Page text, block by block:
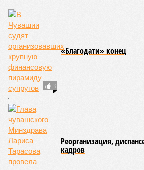
3
«Благодати» конец
Реорганизация,
кадров